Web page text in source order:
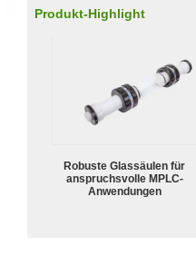
Produkt-Highlight
Robuste Glassäulen für
anspruchsvolle MPLC-
Anwendungen